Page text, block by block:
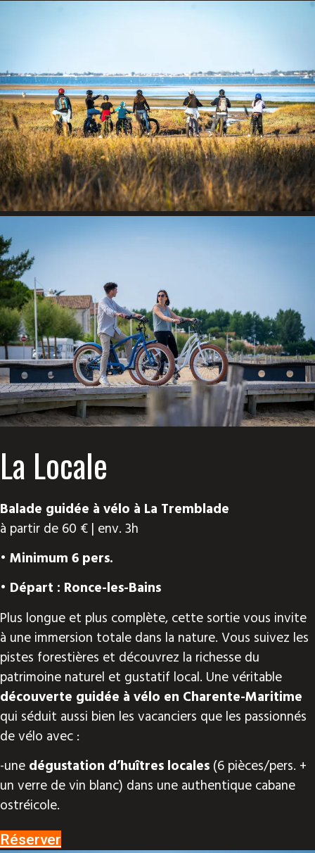
La Locale
Balade guidée à vélo à La Tremblade
à partir de 60 € | env. 3h
• Minimum 6 pers.
• Départ : Ronce-les-Bains
Plus longue et plus complète, cette sortie vous invite
à une immersion totale dans la nature. Vous suivez les
pistes forestières et découvrez la richesse du
patrimoine naturel et gustatif local. Une véritable
découverte guidée à vélo en Charente-Maritime
qui séduit aussi bien les vacanciers que les passionnés
de vélo avec :
-une dégustation d’huîtres locales (6 pièces/pers. +
un verre de vin blanc) dans une authentique cabane
ostréicole.
Réserver